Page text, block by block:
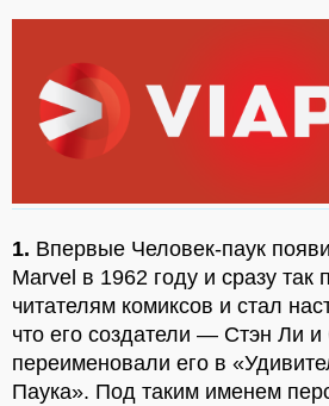
1. Впервые Человек-паук
Marvel в 1962 году и сразу так
читателям комиксов и стал
что его создатели — Стэн Ли
переименовали его в
Паука». Под таким именем